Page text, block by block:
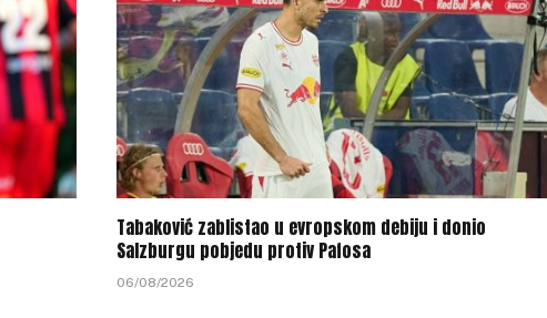
Tabaković zablistao u evropskom debiju i donio
Salzburgu pobjedu protiv Pafosa
06/08/2026